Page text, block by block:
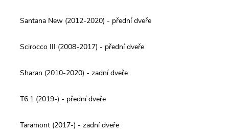
Santana New (2012-2020) - přední dveře
Scirocco III (2008-2017) - přední dveře
Sharan (2010-2020) - zadní dveře
T6.1 (2019-) - přední dveře
Taramont (2017-) - zadní dveře